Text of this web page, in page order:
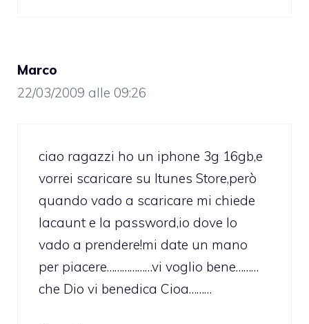
Marco
22/03/2009 alle 09:26
ciao ragazzi ho un iphone 3g 16gb,e
vorrei scaricare su Itunes Store,però
quando vado a scaricare mi chiede
lacaunt e la password,io dove lo
vado a prendere!mi date un mano
per piacere………………vi voglio bene………
che Dio vi benedica Cioa………